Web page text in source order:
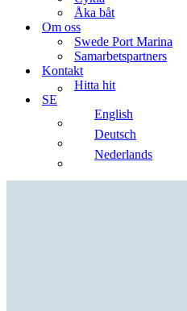
Åka båt
Om oss
Swede Port Marina
Samarbetspartners
Kontakt
Hitta hit
SE
English
Deutsch
Nederlands